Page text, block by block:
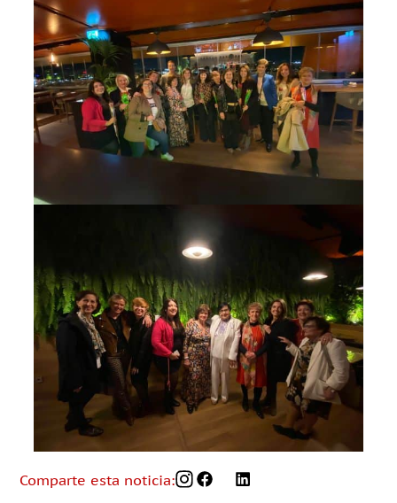
Comparte esta noticia: